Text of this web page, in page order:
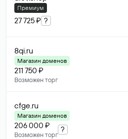
Премиум
27 725 ₽ ?
8qi.ru
Магазин доменов
211 750 ₽
Возможен торг
cfge.ru
Магазин доменов
206 000 ₽
Возможен торг
?